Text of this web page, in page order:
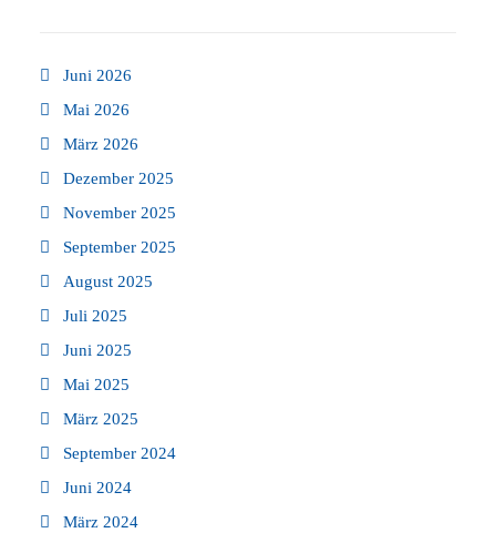
Juni 2026
Mai 2026
März 2026
Dezember 2025
November 2025
September 2025
August 2025
Juli 2025
Juni 2025
Mai 2025
März 2025
September 2024
Juni 2024
März 2024